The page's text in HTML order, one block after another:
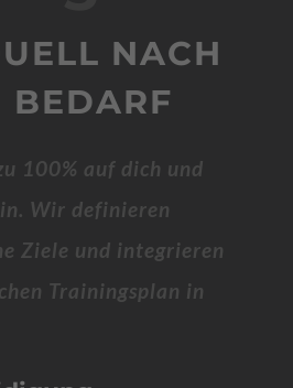
NACH
BEDARF
100% auf dich und
Wir definieren
Ziele und integrieren
Trainingsplan in